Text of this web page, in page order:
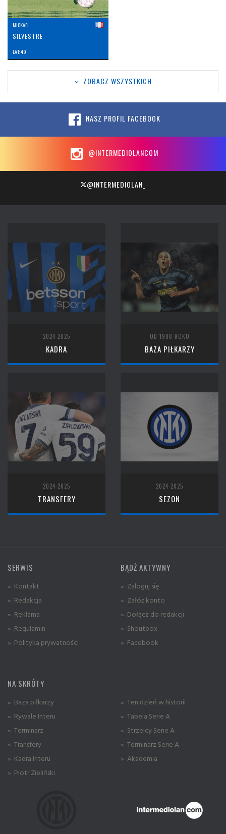
MICKAEL
SILVESTRE
LAT: 49
ZOBACZ WSZYSTKICH
NASZ PROFIL FACEBOOK
@INTERMEDIOLANCOM
@INTERMEDIOLAN_
2024-2025
KADRA
OD 1908 ROKU
BAZA PIŁKARZY
2024-2025
TRANSFERY
2024-2025
SEZON
SERWIS
» Kontakt
» Redakcja
» Reklama
» Regulamin
» Polityka prywatności
BĄDŹ AKTYWNY
» Zaloguj się
» Załóż konto
» Dołącz do redakcji
» Shoutbox
» Facebook
NA SKRÓTY
» Baza piłkarzy
» Rywale Interu
» Terminarz
» Transfery
» Kadra Interu
» Piotr Zieliński
» Ten dzień w historii
» Tabela Serie A
» Strzelcy Serie A
» Terminarz Serie A
» Akademia